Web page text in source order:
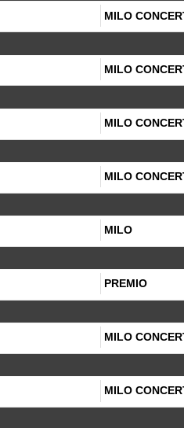
MILO
MILO
MILO
MILO
MILO
PREMIO
MILO
MILO